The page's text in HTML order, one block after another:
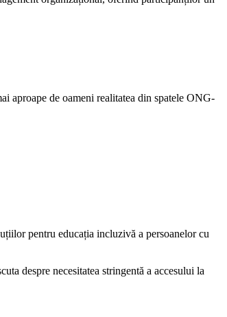
aproape de oameni realitatea din spatele ONG-
pentru educația incluzivă a persoanelor cu
despre necesitatea stringentă a accesului la